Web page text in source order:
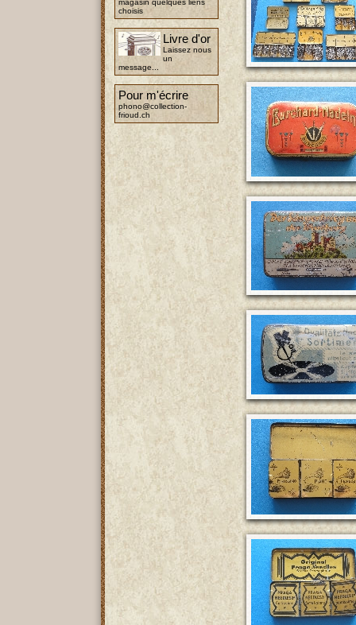
magasin quelques liens
choisis
Livre d'or
Laissez nous
un
message...
Pour m'écrire
phono@collection-
frioud.ch